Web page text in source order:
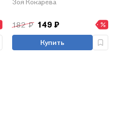
рекомендациями. 2
Зоя Кокарева
182 ₽ 149 ₽
Купить